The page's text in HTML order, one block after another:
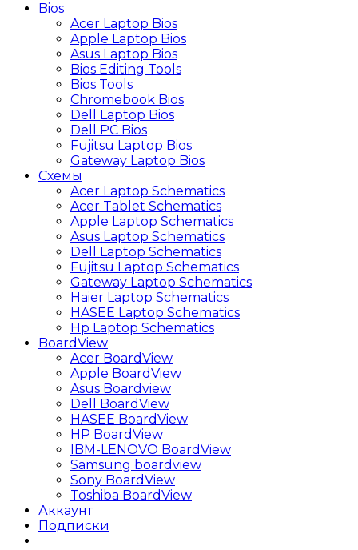
Bios
Acer Laptop Bios
Apple Laptop Bios
Asus Laptop Bios
Bios Editing Tools
Bios Tools
Chromebook Bios
Dell Laptop Bios
Dell PC Bios
Fujitsu Laptop Bios
Gateway Laptop Bios
Схемы
Acer Laptop Schematics
Acer Tablet Schematics
Apple Laptop Schematics
Asus Laptop Schematics
Dell Laptop Schematics
Fujitsu Laptop Schematics
Gateway Laptop Schematics
Haier Laptop Schematics
HASEE Laptop Schematics
Hp Laptop Schematics
BoardView
Acer BoardView
Apple BoardView
Asus Boardview
Dell BoardView
HASEE BoardView
HP BoardView
IBM-LENOVO BoardView
Samsung boardview
Sony BoardView
Toshiba BoardView
Аккаунт
Подписки